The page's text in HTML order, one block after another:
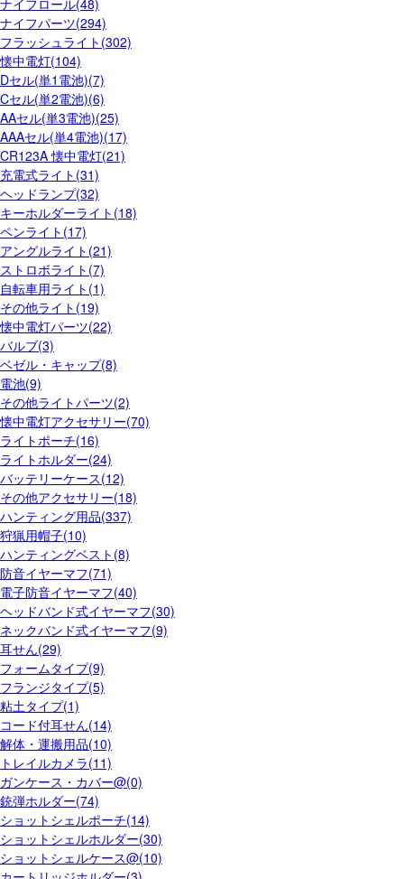
ナイフロール(48)
ナイフパーツ(294)
フラッシュライト(302)
懐中電灯(104)
Dセル(単1電池)(7)
Cセル(単2電池)(6)
AAセル(単3電池)(25)
AAAセル(単4電池)(17)
CR123A 懐中電灯(21)
充電式ライト(31)
ヘッドランプ(32)
キーホルダーライト(18)
ペンライト(17)
アングルライト(21)
ストロボライト(7)
自転車用ライト(1)
その他ライト(19)
懐中電灯パーツ(22)
バルブ(3)
ベゼル・キャップ(8)
電池(9)
その他ライトパーツ(2)
懐中電灯アクセサリー(70)
ライトポーチ(16)
ライトホルダー(24)
バッテリーケース(12)
その他アクセサリー(18)
ハンティング用品(337)
狩猟用帽子(10)
ハンティングベスト(8)
防音イヤーマフ(71)
電子防音イヤーマフ(40)
ヘッドバンド式イヤーマフ(30)
ネックバンド式イヤーマフ(9)
耳せん(29)
フォームタイプ(9)
フランジタイプ(5)
粘土タイプ(1)
コード付耳せん(14)
解体・運搬用品(10)
トレイルカメラ(11)
ガンケース・カバー@(0)
銃弾ホルダー(74)
ショットシェルポーチ(14)
ショットシェルホルダー(30)
ショットシェルケース@(10)